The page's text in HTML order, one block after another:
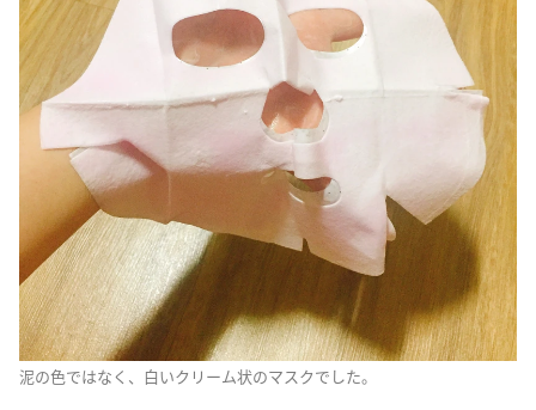
泥の色ではなく、白いクリーム状のマスクでした。